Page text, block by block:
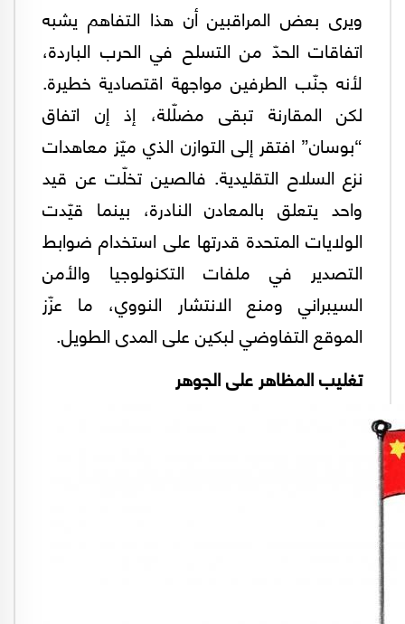
ويرى بعض المراقبين أن هذا التفاهم يشبه
اتفاقات الحدّ من التسلح في الحرب الباردة،
لأنه جنّب الطرفين مواجهة اقتصادية خطيرة.
لكن المقارنة تبقى مضلّلة، إذ إن اتفاق
“بوسان” افتقر إلى التوازن الذي ميّز معاهدات
نزع السلاح التقليدية. فالصين تخلّت عن قيد
واحد يتعلق بالمعادن النادرة، بينما قيّدت
الولايات المتحدة قدرتها على استخدام ضوابط
التصدير في ملفات التكنولوجيا والأمن
السيبراني ومنع الانتشار النووي، ما عزّز
الموقع التفاوضي لبكين على المدى الطويل.
تغليب المظاهر على الجوهر